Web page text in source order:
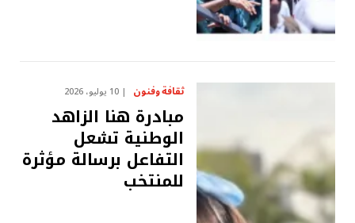
ثقافة وفنون 10 يوليو، 2026
مبادرة هنا الزاهد
الوطنية تشعل
التفاعل برسالة مؤثرة
للمنتخب